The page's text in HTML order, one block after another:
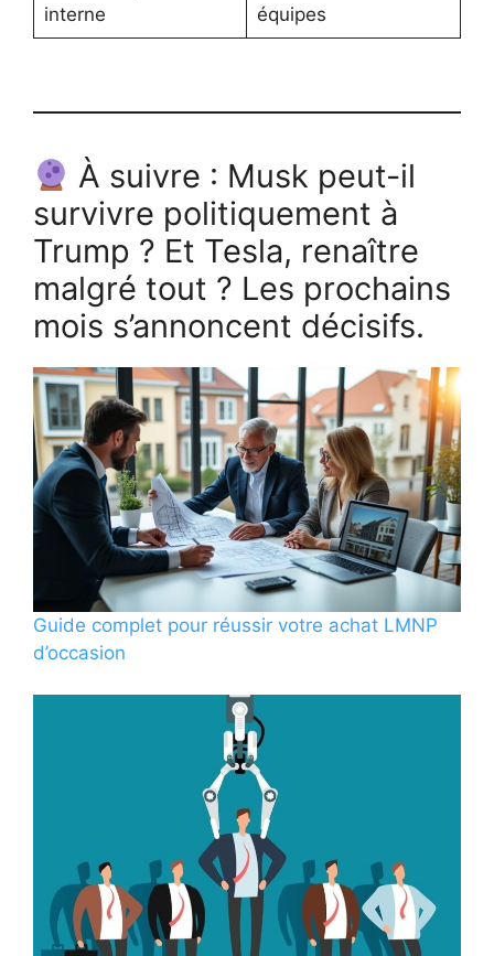
interne
équipes
À suivre : Musk peut-il
survivre politiquement à
Trump ? Et Tesla, renaître
malgré tout ? Les prochains
mois s’annoncent décisifs.
Guide complet pour réussir votre achat LMNP
d’occasion